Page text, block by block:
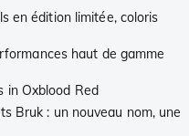
en édition limitée, coloris
haut de gamme
in Oxblood Red
Bruk : un nouveau nom, une